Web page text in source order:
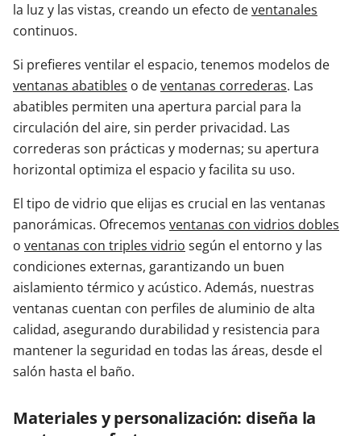
la luz y las vistas, creando un efecto deventanales
continuos.
Si prefieres ventilar el espacio, tenemos modelos de
ventanas abatibles o deventanas correderas. Las
abatibles permiten una apertura parcial para la
circulación del aire, sin perder privacidad. Las
correderas son prácticas y modernas; su apertura
horizontal optimiza el espacio y facilita su uso.
El tipo de vidrio que elijas es crucial en las ventanas
panorámicas. Ofrecemos ventanas con vidrios dobles
o ventanas con triples vidrio según el entorno y las
condiciones externas, garantizando un buen
aislamiento térmico y acústico. Además, nuestras
ventanas cuentan con perfiles de aluminio de alta
calidad, asegurando durabilidad y resistencia para
mantener la seguridad en todas las áreas, desde el
salón hasta el baño.
Materiales y personalización: diseña la